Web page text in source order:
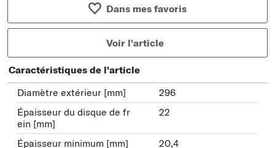
Dans mes favoris
Voir l'article
Caractéristiques de l'article
Diamètre extérieur [mm]
296
Épaisseur du disque de fr
ein [mm]
22
Épaisseur minimum [mm]
20,4